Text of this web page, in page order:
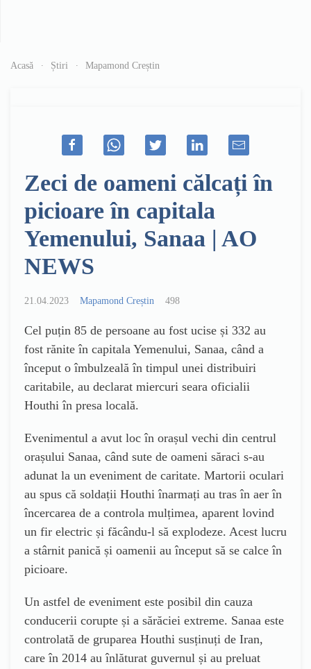
Acasă Știri Mapamond Creștin
Zeci de oameni călcați în
picioare în capitala
Yemenului, Sanaa | AO
NEWS
21.04.2023 Mapamond Creștin 498
Cel puțin 85 de persoane au fost ucise și 332 au
fost rănite în capitala Yemenului, Sanaa, când a
început o îmbulzeală în timpul unei distribuiri
caritabile, au declarat miercuri seara oficialii
Houthi în presa locală.
Evenimentul a avut loc în orașul vechi din centrul
orașului Sanaa, când sute de oameni săraci s-au
adunat la un eveniment de caritate. Martorii oculari
au spus că soldații Houthi înarmați au tras în aer în
încercarea de a controla mulțimea, aparent lovind
un fir electric și făcându-l să explodeze. Acest lucru
a stârnit panică și oamenii au început să se calce în
picioare.
Un astfel de eveniment este posibil din cauza
conducerii corupte și a sărăciei extreme. Sanaa este
controlată de gruparea Houthi susținuți de Iran,
care în 2014 au înlăturat guvernul și au preluat